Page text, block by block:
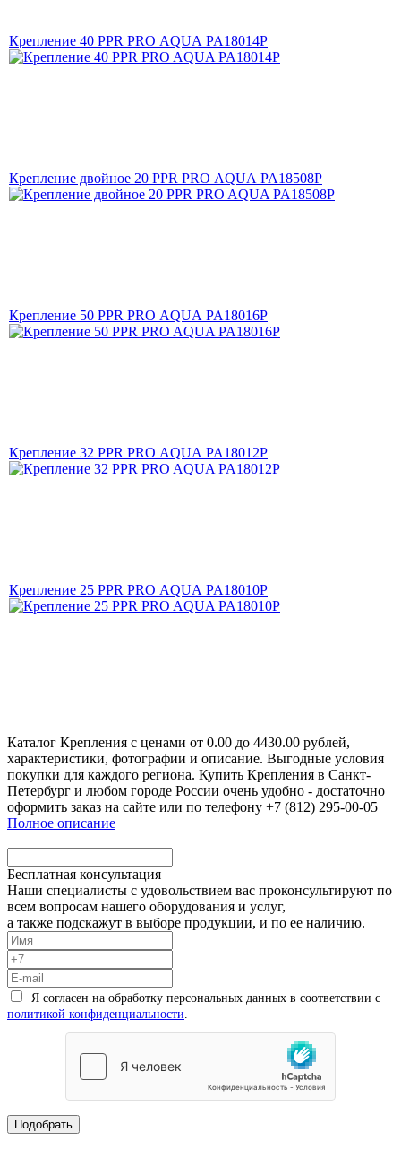
Крепление 40 PPR PRO AQUA PA18014P
Крепление двойное 20 PPR PRO AQUA PA18508P
Крепление 50 PPR PRO AQUA PA18016P
Крепление 32 PPR PRO AQUA PA18012P
Крепление 25 PPR PRO AQUA PA18010P
Каталог Крепления с ценами от 0.00 до 4430.00 рублей,
характеристики, фотографии и описание. Выгодные условия
покупки для каждого региона. Купить Крепления в Санкт-
Петербург и любом городе России очень удобно - достаточно
оформить заказ на сайте или по телефону +7 (812) 295-00-05
Полное описание
Бесплатная консультация
Наши специалисты с удовольствием вас проконсультируют по
всем вопросам нашего оборудования и услуг,
а также подскажут в выборе продукции, и по ее наличию.
Я согласен на обработку персональных данных в соответствии с
политикой конфиденциальности.